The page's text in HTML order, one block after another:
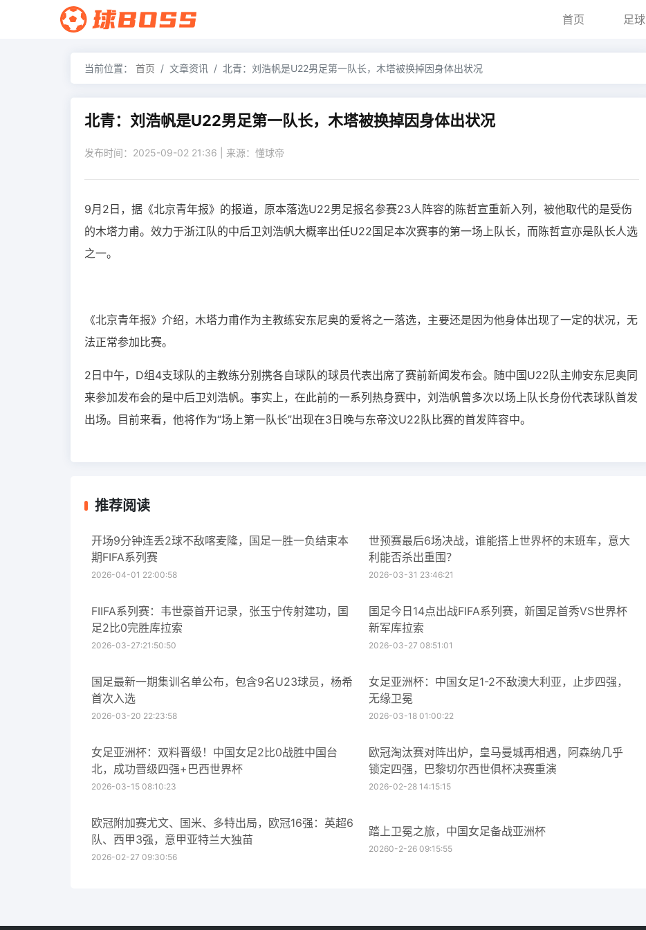
首页 足球
当前位置： 首页 文章资讯 北青：刘浩帆是U22男足第一队长，木塔被换掉因身体出状况
北青：刘浩帆是U22男足第一队长，木塔被换掉因身体出状况
发布时间：2025-09-02 21:36 | 来源：懂球帝
9月2日，据《北京青年报》的报道，原本落选U22男足报名参赛23人阵容的陈哲宣重新入列，被他取代的是受伤
的木塔力甫。效力于浙江队的中后卫刘浩帆大概率出任U22国足本次赛事的第一场上队长，而陈哲宣亦是队长人选
之一。
《北京青年报》介绍，木塔力甫作为主教练安东尼奥的爱将之一落选，主要还是因为他身体出现了一定的状况，无
法正常参加比赛。
2日中午，D组4支球队的主教练分别携各自球队的球员代表出席了赛前新闻发布会。随中国U22队主帅安东尼奥同
来参加发布会的是中后卫刘浩帆。事实上，在此前的一系列热身赛中，刘浩帆曾多次以场上队长身份代表球队首发
出场。目前来看，他将作为“场上第一队长”出现在3日晚与东帝汶U22队比赛的首发阵容中。
推荐阅读
开场9分钟连丢2球不敌喀麦隆，国足一胜一负结束本
期FIFA系列赛
2026-04-01 22:00:58
世预赛最后6场决战，谁能搭上世界杯的末班车，意大
利能否杀出重围？
2026-03-31 23:46:21
FIIFA系列赛：韦世豪首开记录，张玉宁传射建功，国
足2比0完胜库拉索
2026-03-27:21:50:50
国足今日14点出战FIFA系列赛，新国足首秀VS世界杯
新军库拉索
2026-03-27 08:51:01
国足最新一期集训名单公布，包含9名U23球员，杨希
首次入选
2026-03-20 22:23:58
女足亚洲杯：中国女足1-2不敌澳大利亚，止步四强，
无缘卫冕
2026-03-18 01:00:22
女足亚洲杯：双料晋级！中国女足2比0战胜中国台
北，成功晋级四强+巴西世界杯
2026-03-15 08:10:23
欧冠淘汰赛对阵出炉，皇马曼城再相遇，阿森纳几乎
锁定四强，巴黎切尔西世俱杯决赛重演
2026-02-28 14:15:15
欧冠附加赛尤文、国米、多特出局，欧冠16强：英超6
队、西甲3强，意甲亚特兰大独苗
2026-02-27 09:30:56
踏上卫冕之旅，中国女足备战亚洲杯
20260-2-26 09:15:55